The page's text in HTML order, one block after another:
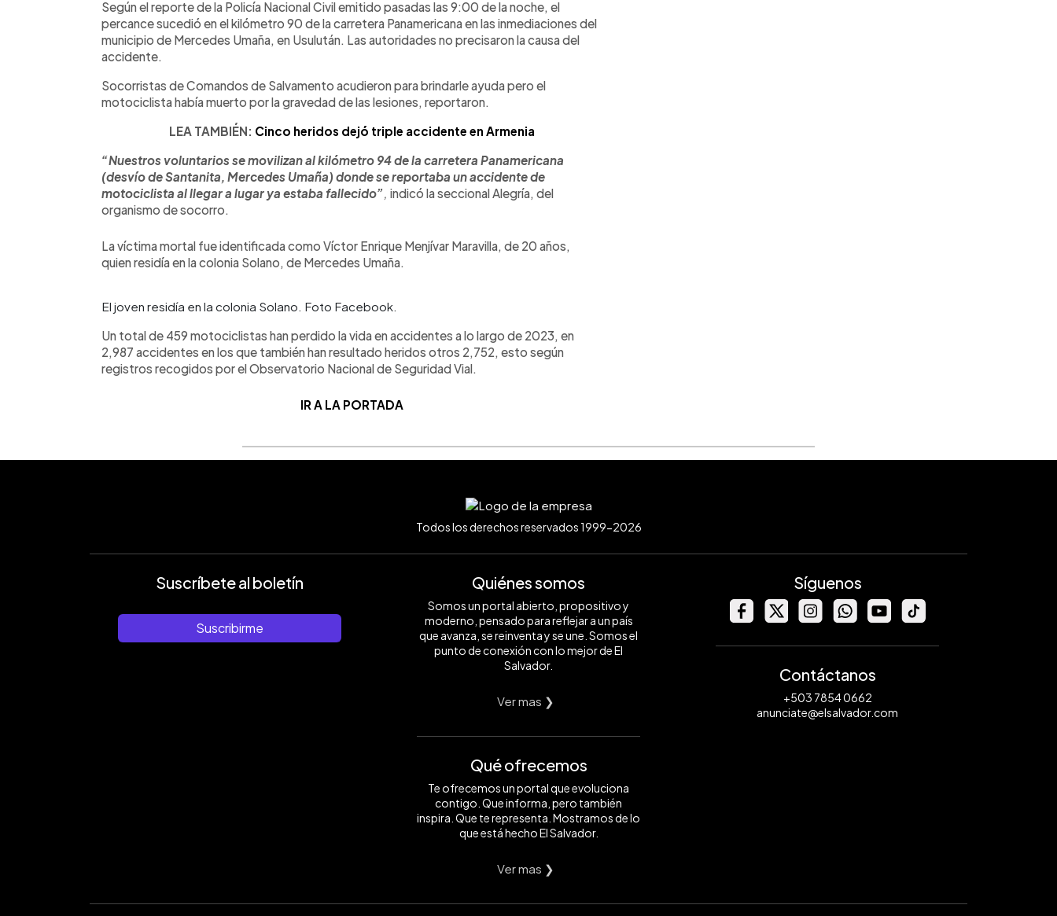
Según el reporte de la Policía Nacional Civil emitido pasadas las 9:00 de la noche, el
percance sucedió en el kilómetro 90 de la carretera Panamericana en las inmediaciones del
municipio de Mercedes Umaña, en Usulután. Las autoridades no precisaron la causa del
accidente.
Socorristas de Comandos de Salvamento acudieron para brindarle ayuda pero el
motociclista había muerto por la gravedad de las lesiones, reportaron.
LEA TAMBIÉN: Cinco heridos dejó triple accidente en Armenia
“Nuestros voluntarios se movilizan al kilómetro 94 de la carretera Panamericana
(desvío de Santanita, Mercedes Umaña) donde se reportaba un accidente de
motociclista al llegar a lugar ya estaba fallecido”, indicó la seccional Alegría, del
organismo de socorro.
La víctima mortal fue identificada como Víctor Enrique Menjívar Maravilla, de 20 años,
quien residía en la colonia Solano, de Mercedes Umaña.
El joven residía en la colonia Solano. Foto Facebook.
Un total de 459 motociclistas han perdido la vida en accidentes a lo largo de 2023, en
2,987 accidentes en los que también han resultado heridos otros 2,752, esto según
registros recogidos por el Observatorio Nacional de Seguridad Vial.
IR A LA PORTADA
Todos los derechos reservados 1999-2026
Suscríbete al boletín
Suscribirme
Quiénes somos
Somos un portal abierto, propositivo y
moderno, pensado para reflejar a un país
que avanza, se reinventa y se une. Somos el
punto de conexión con lo mejor de El
Salvador.
Ver mas ❯
Qué ofrecemos
Te ofrecemos un portal que evoluciona
contigo. Que informa, pero también
inspira. Que te representa. Mostramos de lo
que está hecho El Salvador.
Ver mas ❯
Síguenos
Contáctanos
+503 7854 0662
anunciate@elsalvador.com